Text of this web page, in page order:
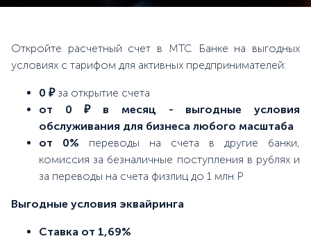
Откройте расчетный счет в МТС Банке на выгодных
условиях с тарифом для активных предпринимателей:
0 ₽за открытие счета
от 0 ₽ в месяц - выгодные условия
обслуживания для бизнеса любого масштаба
от 0% переводы на счета в другие банки,
комиссия за безналичные поступления в рублях и
за переводы на счета физлиц до 1 млн Р
Выгодные условия эквайринга
Ставка от 1,69%